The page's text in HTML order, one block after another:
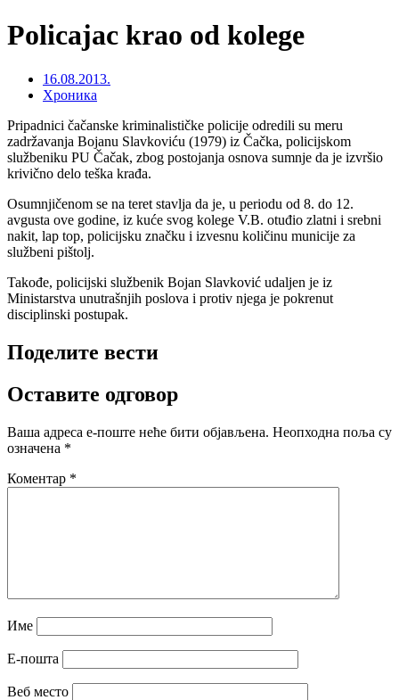
Policajac krao od kolege
16.08.2013.
Хроника
Pripadnici čačanske kriminalističke policije odredili su meru
zadržavanja Bojanu Slavkoviću (1979) iz Čačka, policijskom
službeniku PU Čačak, zbog postojanja osnova sumnje da je izvršio
krivično delo teška krađa.
Osumnjičenom se na teret stavlja da je, u periodu od 8. do 12.
avgusta ove godine, iz kuće svog kolege V.B. otuđio zlatni i srebni
nakit, lap top, policijsku značku i izvesnu količinu municije za
službeni pištolj.
Takođe, policijski službenik Bojan Slavković udaljen je iz
Ministarstva unutrašnjih poslova i protiv njega je pokrenut
disciplinski postupak.
Поделите вести
Оставите одговор
Ваша адреса е-поште неће бити објављена. Неопходна поља су
означена *
Коментар *
Име
Е-пошта
Веб место